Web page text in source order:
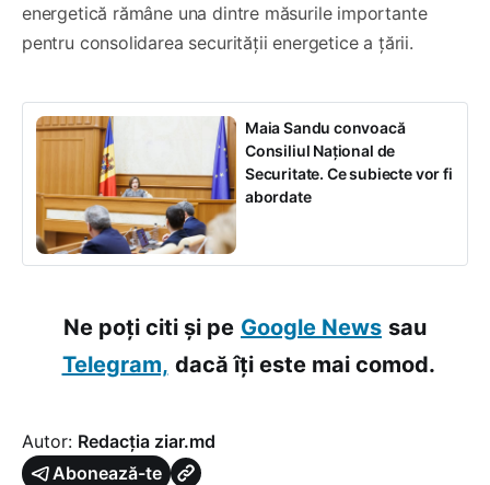
energetică rămâne una dintre măsurile importante
pentru consolidarea securității energetice a țării.
Maia Sandu convoacă
Consiliul Național de
Securitate. Ce subiecte vor fi
abordate
Ne poți citi și pe Google News sau
Telegram, dacă îți este mai comod.
Autor: Redacția ziar.md
Abonează-te